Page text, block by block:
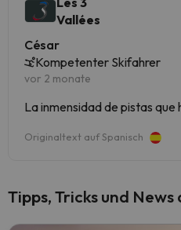
Vallées
César
Kompetenter Skifahrer
vor 2 monate
La inmensidad de pistas que
Originaltext auf Spanisch
Tipps, Tricks und